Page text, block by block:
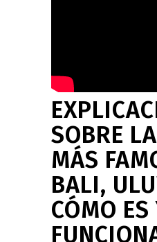
SOBRE
MÁS
BALI,
CÓMO